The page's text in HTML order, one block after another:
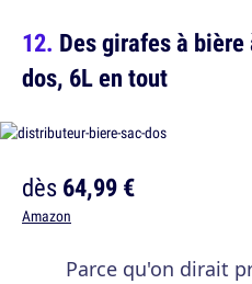
Des girafes à
dos, 6L en tout
dès64,99 €
Amazon
Parce qu'on dirait